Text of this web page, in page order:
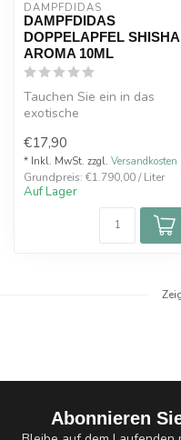
DAMPFDIDAS
DAMPFDIDAS
DOPPELAPFEL SHISHA
AROMA 10ML
Tauchen Sie ein in das
exotische
dem DAMPFDIDAS
Doppelapf...
€17,90
* Inkl. MwSt. zzgl. Versandkosten
Grundpreis: €1.790,00 / Liter
Auf Lager
Abonnieren